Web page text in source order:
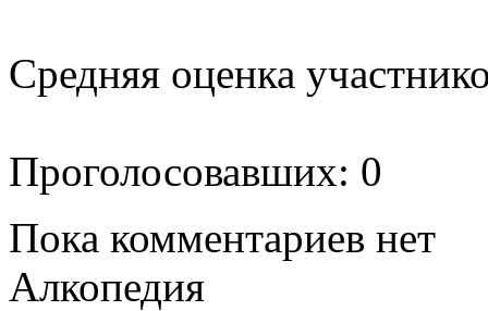
Средняя оценка
Проголосовавших: 0
Пока комментариев нет
Алкопедия